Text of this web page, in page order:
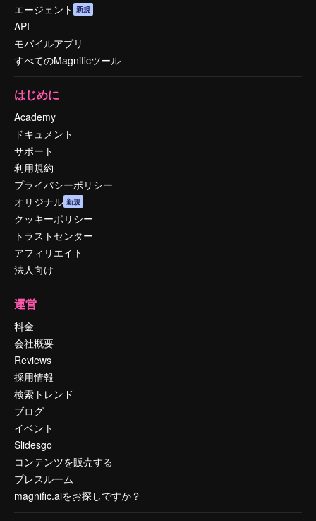
エージェント 新規
API
モバイルアプリ
すべてのMagnificツール
はじめに
Academy
ドキュメント
サポート
利用規約
プライバシーポリシー
オリジナル 新規
クッキーポリシー
トラストセンター
アフィリエイト
法人向け
運営
料金
会社概要
Reviews
採用情報
検索トレンド
ブログ
イベント
Slidesgo
コンテンツを販売する
プレスルーム
magnific.aiをお探しですか？